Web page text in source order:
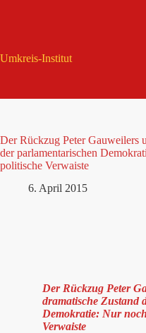
Umkreis-Institut
Der Rückzug Peter Gauweilers
der parlamentarischen
politische Verwaiste
6. April 2015
Der Rückzug Peter
dramatische Zustand
Demokratie: Nur
Verwaiste